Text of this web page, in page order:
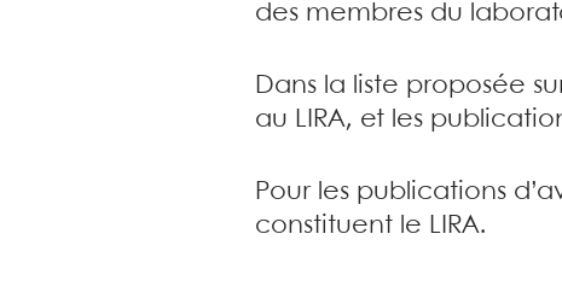
des membres du
Dans la liste proposée
au LIRA, et les
Pour les publications
constituent le LIRA.